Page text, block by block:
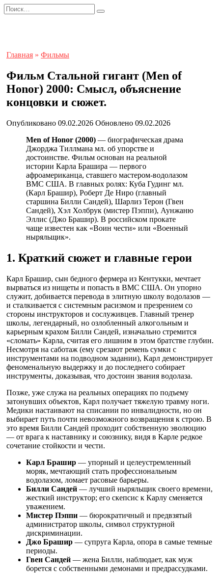
Перейти
к
Search
for:
Главная » Фильмы
Фильм Стальной гигант (Men of
Honor) 2000: Смысл, объяснение
концовки и сюжет.
Опубликовано 09.02.2026 Обновлено 09.02.2026
Men of Honor (2000) — биографическая драма
Джорджа Тиллмана мл. об упорстве и
достоинстве. Фильм основан на реальной
истории Карла Брашира — первого
афроамериканца, ставшего мастером-водолазом
ВМС США. В главных ролях: Куба Гудинг мл.
(Карл Брашир), Роберт Де Ниро (главный
старшина Билли Сандей), Шарлиз Терон (Гвен
Сандей), Хэл Холбрук (мистер Пэппи), Аунжаню
Эллис (Джо Брашир). В российском прокате
чаще известен как «Воин чести» или «Военный
ныряльщик».
1. Краткий сюжет и главные герои
Карл Брашир, сын бедного фермера из Кентукки, мечтает
вырваться из нищеты и попасть в ВМС США. Он упорно
служит, добивается перевода в элитную школу водолазов —
и сталкивается с системным расизмом и презрением со
стороны инструкторов и сослуживцев. Главный тренер
школы, легендарный, но озлобленный алкогольным и
карьерным крахом Билли Сандей, изначально стремится
«сломать» Карла, считая его лишним в этом братстве глубин.
Несмотря на саботаж (ему срезают ремень сумки с
инструментами на подводном задании), Карл демонстрирует
феноменальную выдержку и до последнего собирает
инструменты, доказывая, что достоин звания водолаза.
Позже, уже служа на реальных операциях по подъему
затонувших объектов, Карл получает тяжелую травму ноги.
Медики настаивают на списании по инвалидности, но он
выбирает путь почти невозможного возвращения к строю. В
это время Билли Сандей проходит собственную эволюцию
— от врага к наставнику и союзнику, видя в Карле редкое
сочетание стойкости и чести.
Карл Брашир — упорный и целеустремленный
моряк, мечтающий стать профессиональным
водолазом, ломает расовые барьеры.
Билли Сандей — лучший ныряльщик своего времени,
жесткий инструктор; его скепсис к Карлу сменяется
уважением.
Мистер Пэппи — бюрократичный и предвзятый
администратор школы, символ структурной
дискриминации.
Джо Брашир — супруга Карла, опора в самые темные
периоды.
Гвен Сандей — жена Билли, наблюдает, как муж
борется с собственными демонами и предрассудками.